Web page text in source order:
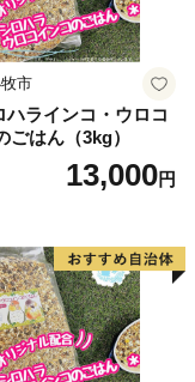
力を活かしなが
きつづける北海
で、ふるさと納
すようお願いい
市
ハラインコ・ウロコ
ごはん（3kg）
13,000円